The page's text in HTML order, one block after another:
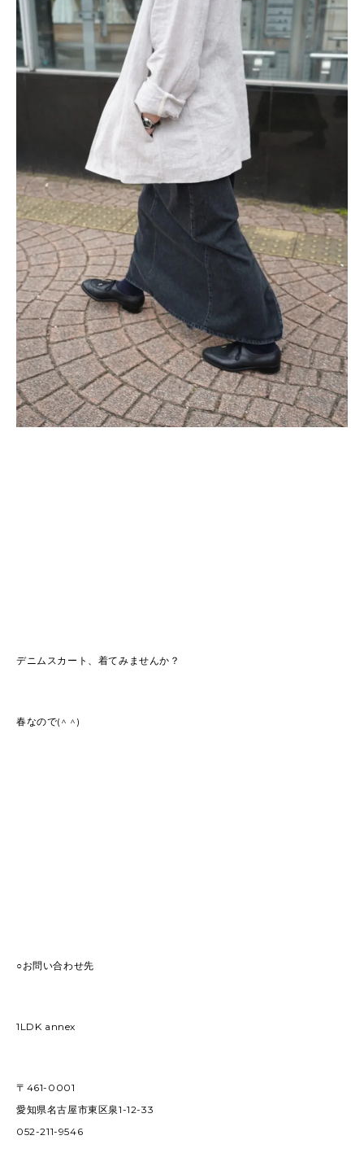
デニムスカート、着てみませんか？
春なので(^ ^)
○お問い合わせ先
1LDK annex
〒461-0001
愛知県名古屋市東区泉1-12-33
052-211-9546